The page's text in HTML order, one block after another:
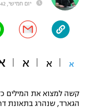
"מחצית בשכונה" –
משתתפים וזוכים
תקנון משתתפים
תקנון עבור פעילות
ספורט מוטורי
כדורמים
יום חמישי, 16:42, 21.05.26
א א א
קשה למצוא את המילים
הגארד, שנהרג בתאונת